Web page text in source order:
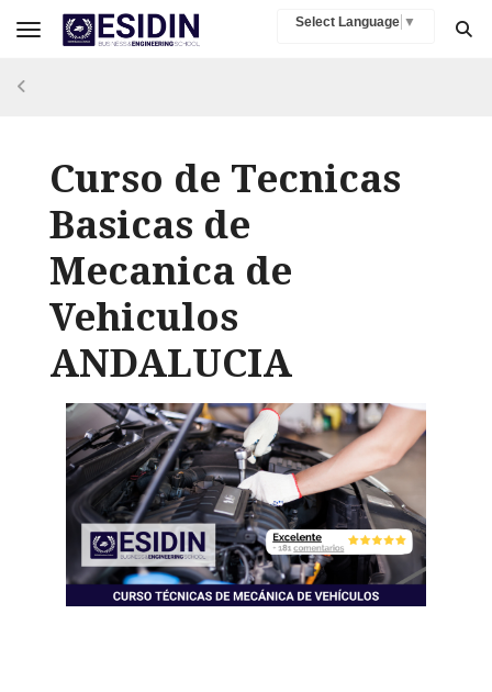
Select Language ▼
Toggle navigation
Curso de Tecnicas
Basicas de
Mecanica de
Vehiculos
ANDALUCIA